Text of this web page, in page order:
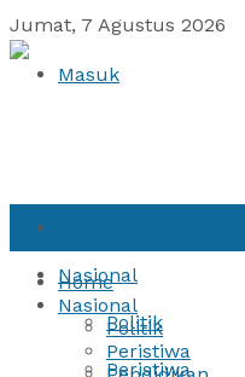
Jumat, 7 Agustus 2026
Masuk
Nasional
Politik
Peristiwa
Home
Nasional
Politik
Peristiwa